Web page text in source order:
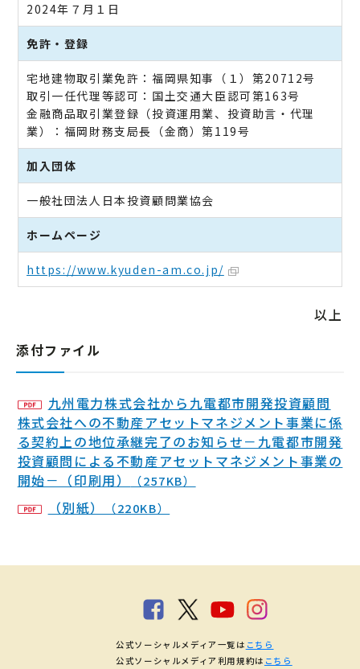
2024年７月１日
免許・登録
宅地建物取引業免許：福岡県知事（１）第20712号
取引一任代理等認可：国土交通大臣認可第163号
金融商品取引業登録（投資運用業、投資助言・代理
業）：福岡財務支局長（金商）第119号
加入団体
一般社団法人日本投資顧問業協会
ホームページ
https://www.kyuden-am.co.jp/
以上
添付ファイル
九州電力株式会社から九電都市開発投資顧問
株式会社への不動産アセットマネジメント事業に係
る契約上の地位承継完了のお知らせ－九電都市開発
投資顧問による不動産アセットマネジメント事業の
開始－（印刷用）
（257KB）
（別紙） （220KB）
公式ソーシャルメディア一覧は こちら
公式ソーシャルメディア利用規約は こちら